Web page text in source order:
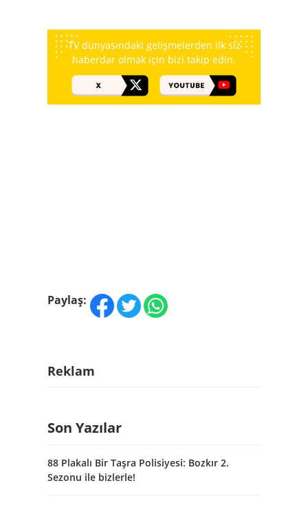
TV dünyasındaki gelişmelerden ilk siz
haberdar olmak için bizi takip edin.
Paylaş:
Reklam
Son Yazılar
88 Plakalı Bir Taşra Polisiyesi: Bozkır 2.
Sezonu ile bizlerle!